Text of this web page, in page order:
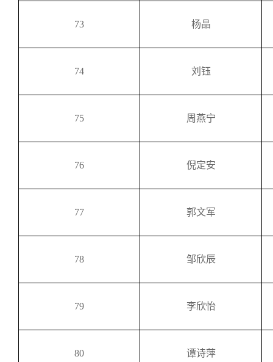
73 杨晶
74 刘钰
75 周燕宁
76 倪定安
77 郭文军
78 邹欣辰
79 李欣怡
80 谭诗萍